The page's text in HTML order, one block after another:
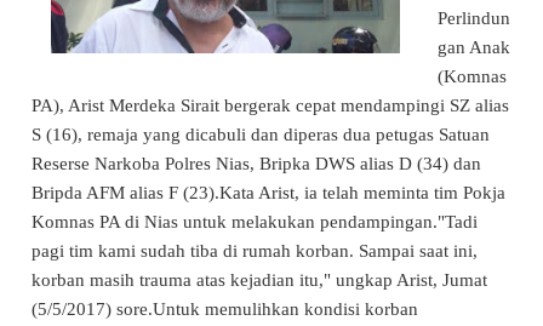
Perlindun
gan Anak
(Komnas
PA), Arist Merdeka Sirait bergerak cepat mendampingi SZ alias
S (16), remaja yang dicabuli dan diperas dua petugas Satuan
Reserse Narkoba Polres Nias, Bripka DWS alias D (34) dan
Bripda AFM alias F (23).Kata Arist, ia telah meminta tim Pokja
Komnas PA di Nias untuk melakukan pendampingan."Tadi
pagi tim kami sudah tiba di rumah korban. Sampai saat ini,
korban masih trauma atas kejadian itu," ungkap Arist, Jumat
(5/5/2017) sore.Untuk memulihkan kondisi korban